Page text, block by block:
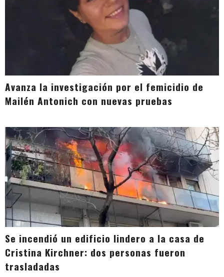
Avanza la investigación por el femicidio de
Mailén Antonich con nuevas pruebas
Se incendió un edificio lindero a la casa de
Cristina Kirchner: dos personas fueron
trasladadas